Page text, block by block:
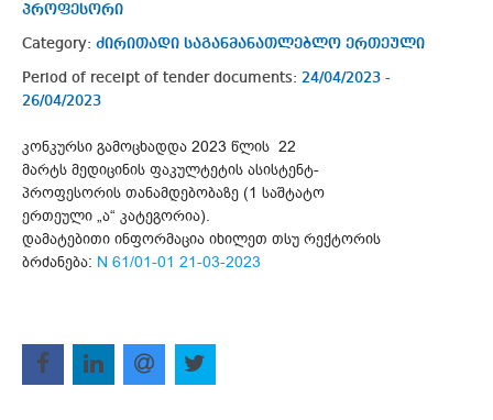
პროფესორი
Category: ძირითადი საგანმანათლებლო ერთეული
Period of receipt of tender documents: 24/04/2023 -
26/04/2023
კონკურსი გამოცხადდა 2023 წლის 22
მარტს მედიცინის ფაკულტეტის ასისტენტ-
პროფესორის თანამდებობაზე (1 საშტატო
ერთეული „ა“ კატეგორია).
დამატებითი ინფორმაცია იხილეთ თსუ რექტორის
ბრძანება: N 61/01-01 21-03-2023